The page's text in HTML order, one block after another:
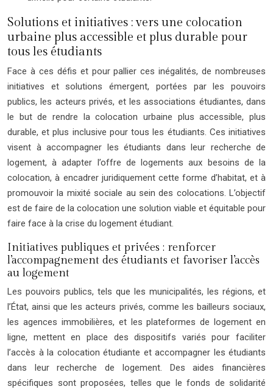
Solutions et initiatives : vers une colocation
urbaine plus accessible et plus durable pour
tous les étudiants
Face à ces défis et pour pallier ces inégalités, de nombreuses
initiatives et solutions émergent, portées par les pouvoirs
publics, les acteurs privés, et les associations étudiantes, dans
le but de rendre la colocation urbaine plus accessible, plus
durable, et plus inclusive pour tous les étudiants. Ces initiatives
visent à accompagner les étudiants dans leur recherche de
logement, à adapter l’offre de logements aux besoins de la
colocation, à encadrer juridiquement cette forme d’habitat, et à
promouvoir la mixité sociale au sein des colocations. L’objectif
est de faire de la colocation une solution viable et équitable pour
faire face à la crise du logement étudiant.
Initiatives publiques et privées : renforcer
l’accompagnement des étudiants et favoriser l’accès
au logement
Les pouvoirs publics, tels que les municipalités, les régions, et
l’État, ainsi que les acteurs privés, comme les bailleurs sociaux,
les agences immobilières, et les plateformes de logement en
ligne, mettent en place des dispositifs variés pour faciliter
l’accès à la colocation étudiante et accompagner les étudiants
dans leur recherche de logement. Des aides financières
spécifiques sont proposées, telles que le fonds de solidarité